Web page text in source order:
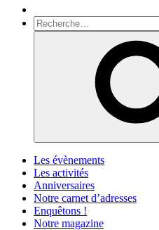
Recherche
pour
Les évènements
Les activités
Anniversaires
Notre carnet d’adresses
Enquêtons !
Notre magazine